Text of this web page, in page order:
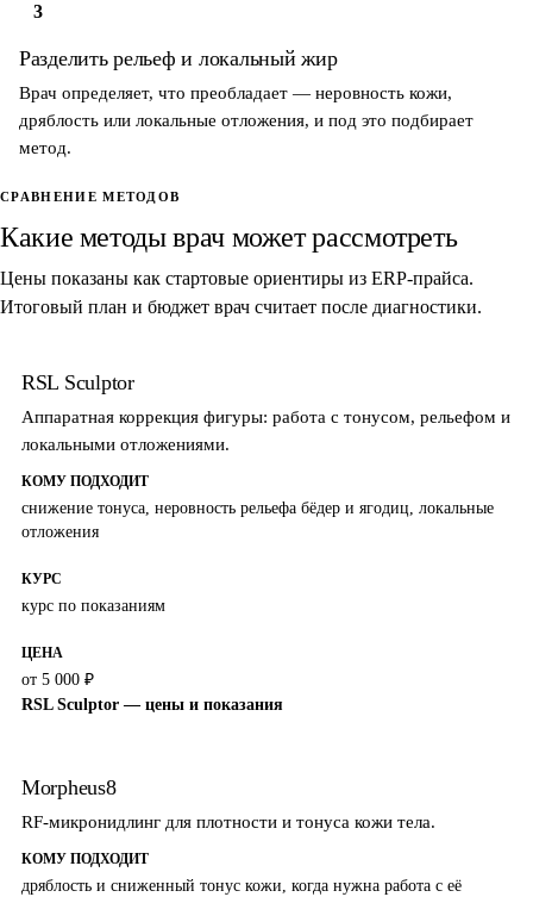
3
Разделить рельеф и локальный жир
Врач определяет, что преобладает — неровность кожи,
дряблость или локальные отложения, и под это подбирает
метод.
СРАВНЕНИЕ МЕТОДОВ
Какие методы врач может рассмотреть
Цены показаны как стартовые ориентиры из ERP-прайса.
Итоговый план и бюджет врач считает после диагностики.
RSL Sculptor
Аппаратная коррекция фигуры: работа с тонусом, рельефом и
локальными отложениями.
КОМУ ПОДХОДИТ
снижение тонуса, неровность рельефа бёдер и ягодиц, локальные
отложения
КУРС
курс по показаниям
ЦЕНА
от 5 000 ₽
RSL Sculptor — цены и показания
Morpheus8
RF-микронидлинг для плотности и тонуса кожи тела.
КОМУ ПОДХОДИТ
дряблость и сниженный тонус кожи, когда нужна работа с её